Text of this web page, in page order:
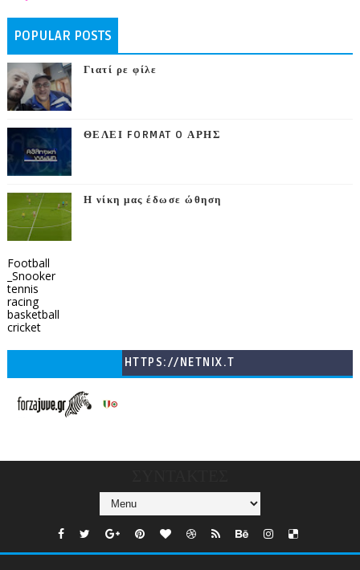
POPULAR POSTS
Γιατί ρε φίλε
ΘΕΛΕΙ FORMAT O ΑΡΗΣ
Η νίκη μας έδωσε ώθηση
Football
_Snooker
tennis
racing
basketball
cricket
HTTPS://NETNIX.T